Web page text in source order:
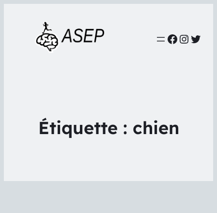
Étiquette : chien